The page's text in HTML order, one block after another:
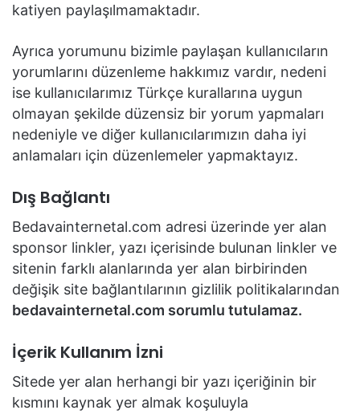
katiyen paylaşılmamaktadır.
Ayrıca yorumunu bizimle paylaşan kullanıcıların
yorumlarını düzenleme hakkımız vardır, nedeni
ise kullanıcılarımız Türkçe kurallarına uygun
olmayan şekilde düzensiz bir yorum yapmaları
nedeniyle ve diğer kullanıcılarımızın daha iyi
anlamaları için düzenlemeler yapmaktayız.
Dış Bağlantı
Bedavainternetal.com adresi üzerinde yer alan
sponsor linkler, yazı içerisinde bulunan linkler ve
sitenin farklı alanlarında yer alan birbirinden
değişik site bağlantılarının gizlilik politikalarından
bedavainternetal.com sorumlu tutulamaz.
İçerik Kullanım İzni
Sitede yer alan herhangi bir yazı içeriğinin bir
kısmını kaynak yer almak koşuluyla